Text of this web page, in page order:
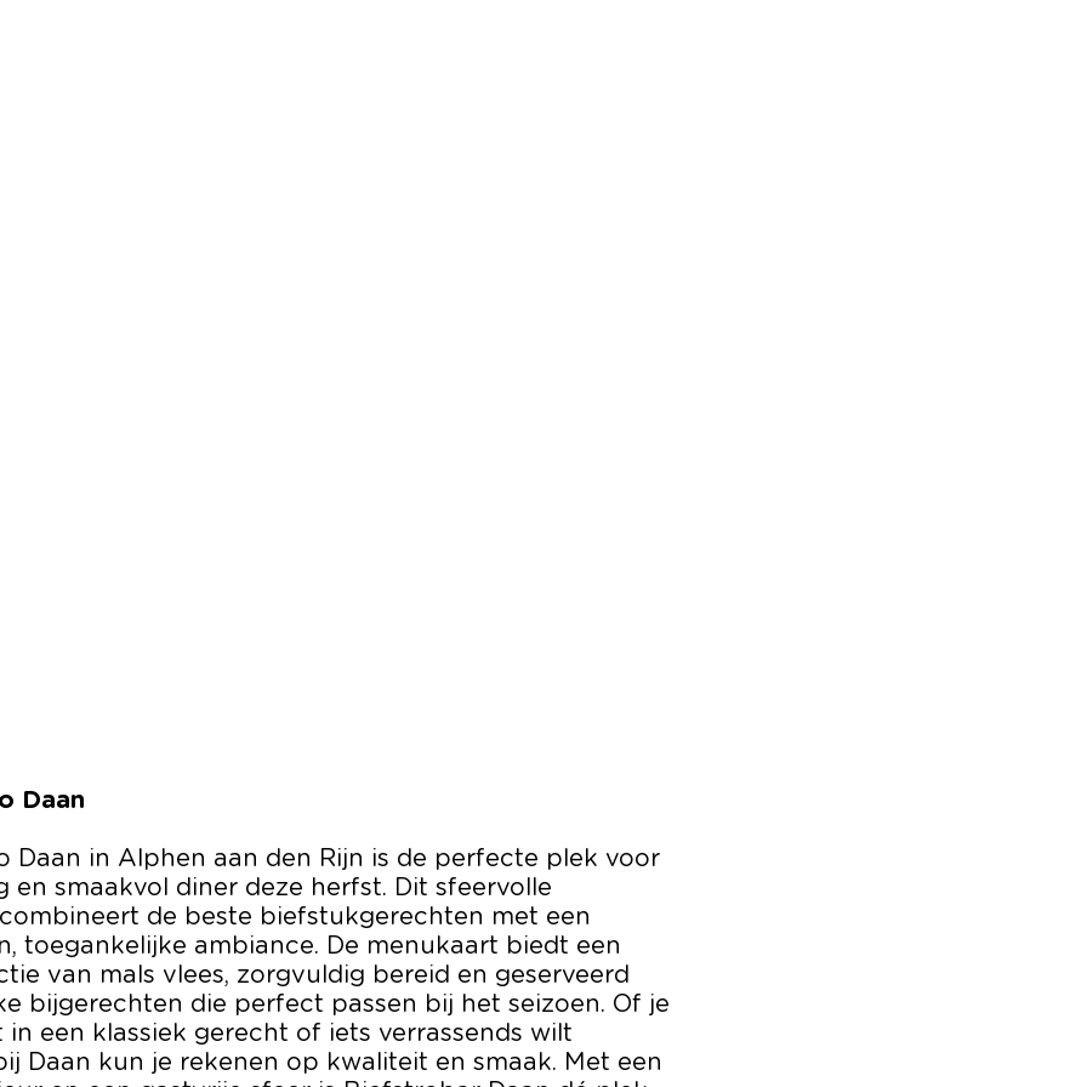
Daan
Daan in Alphen aan den Rijn is de perfecte plek voor
en smaakvol diner deze herfst. Dit sfeervolle
de beste biefstukgerechten met een
toegankelijke ambiance. De menukaart biedt een
van mals vlees, zorgvuldig bereid en geserveerd
bijgerechten die perfect passen bij het seizoen. Of je
in een klassiek gerecht of iets verrassends wilt
Daan kun je rekenen op kwaliteit en smaak. Met een